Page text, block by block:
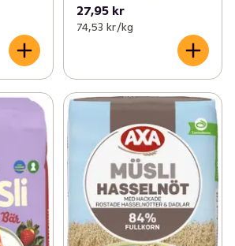
27,95 kr
74,53 kr /kg